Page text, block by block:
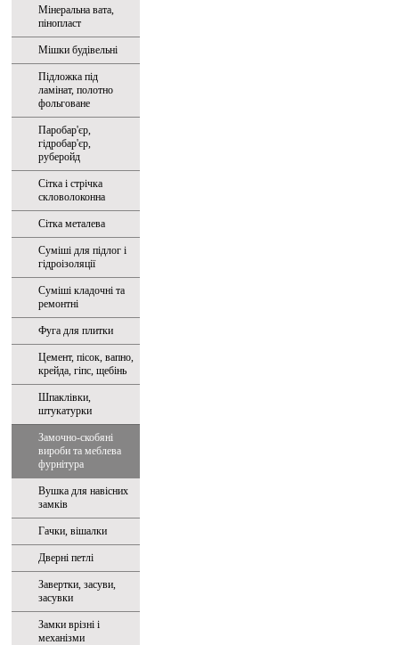
Мінеральна вата,
пінопласт
Мішки будівельні
Підложка під
ламінат, полотно
фольговане
Паробар'єр,
гідробар'єр,
руберойд
Сітка і стрічка
скловолоконна
Сітка металева
Суміші для підлог і
гідроізоляції
Суміші кладочні та
ремонтні
Фуга для плитки
Цемент, пісок, вапно,
крейда, гіпс, щебінь
Шпаклівки,
штукатурки
Замочно-скобяні
вироби та меблева
фурнітура
Вушка для навісних
замків
Гачки, вішалки
Дверні петлі
Завертки, засуви,
засувки
Замки врізні і
механізми